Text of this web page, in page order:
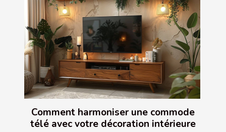
Comment harmoniser une commode
télé avec votre décoration intérieure